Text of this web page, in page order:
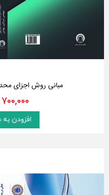
مبانی روش اجزای
۷۰۰,۰۰۰ تومان
افزودن